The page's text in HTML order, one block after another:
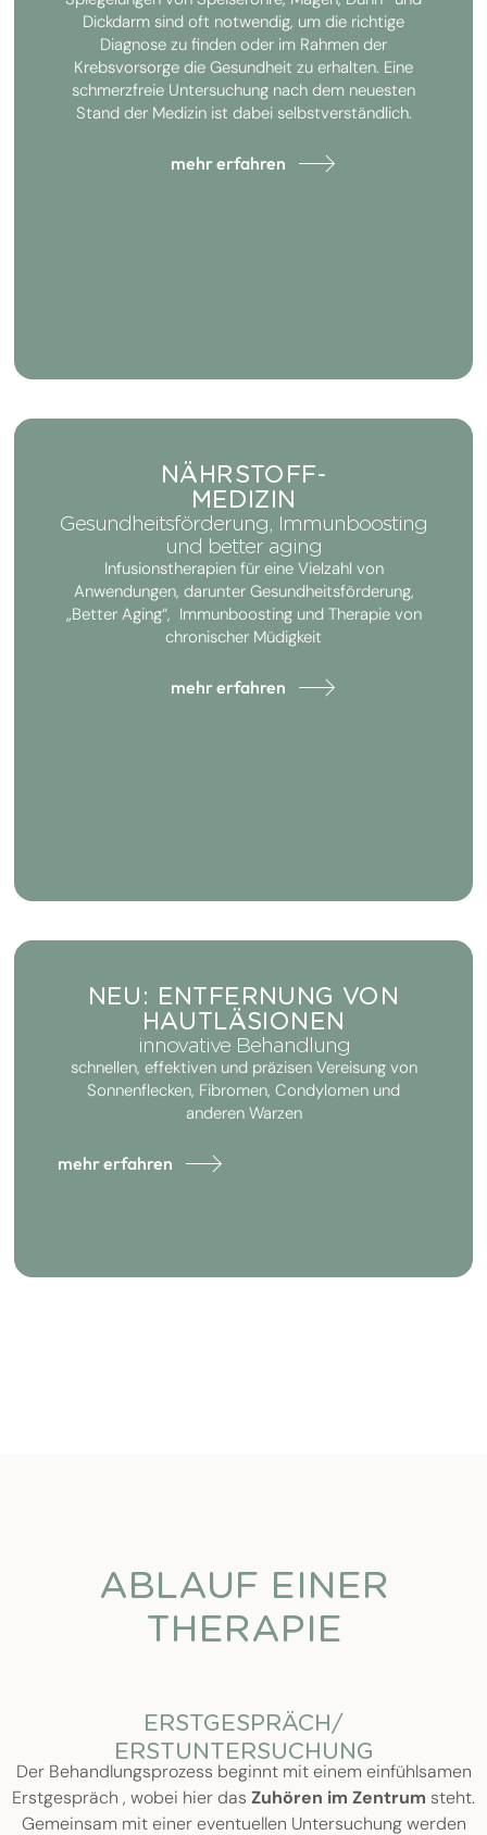
Dickdarm sind oft notwendig, um die richtige
Diagnose zu finden oder im Rahmen der
Krebsvorsorge die Gesundheit zu erhalten. Eine
schmerzfreie Untersuchung nach dem neuesten
Stand der Medizin ist dabei selbstverständlich.
mehr erfahren
NÄHRSTOFF-
MEDIZIN
Gesundheitsförderung, Immunboosting
und better aging
Infusionstherapien für eine Vielzahl von
Anwendungen, darunter Gesundheitsförderung,
„Better Aging“, Immunboosting und Therapie von
chronischer Müdigkeit
mehr erfahren
NEU: ENTFERNUNG VON
HAUTLÄSIONEN
innovative Behandlung
schnellen, effektiven und präzisen Vereisung von
Sonnenflecken, Fibromen, Condylomen und
anderen Warzen
mehr erfahren
ABLAUF EINER
THERAPIE
ERSTGESPRÄCH/
ERSTUNTERSUCHUNG
Der Behandlungsprozess beginnt mit einem einfühlsamen
Erstgespräch , wobei hier das Zuhören im Zentrum steht.
Gemeinsam mit einer eventuellen Untersuchung werden